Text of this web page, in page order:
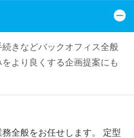
きなどバックオフィス全般
より良くする企画提案にも
全般をお任せします。 定型